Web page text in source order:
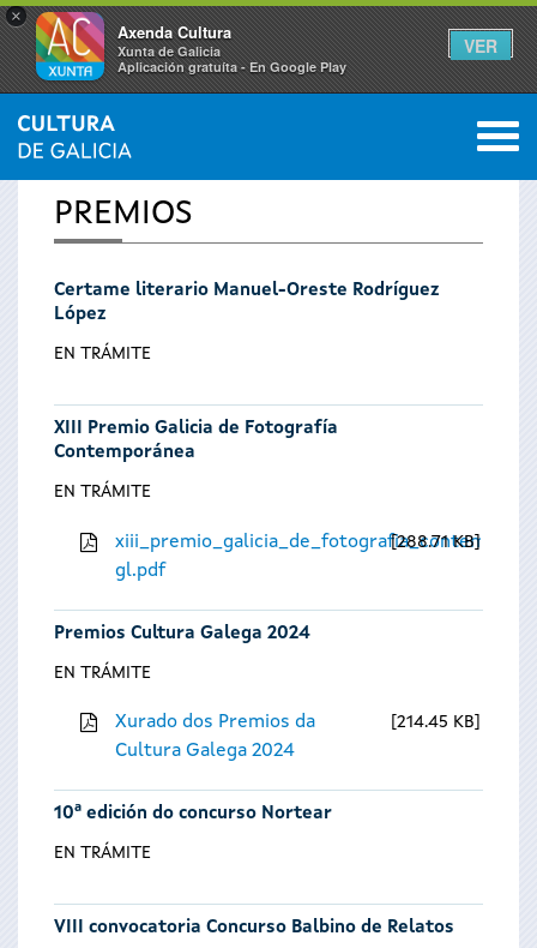
×
Axenda Cultura
Xunta de Galicia
Aplicación gratuíta - En Google Play
VER
Vostede
está
aquí
INICIO 0
PREMIOS
Certame literario Manuel-Oreste Rodríguez
López
EN TRÁMITE
XIII Premio Galicia de Fotografía
Contemporánea
EN TRÁMITE
gl.pdf
288.71 KB
Premios Cultura Galega 2024
EN TRÁMITE
Xurado dos Premios da
Cultura Galega 2024
214.45 KB
10ª edición do concurso Nortear
EN TRÁMITE
VIII convocatoria Concurso Balbino de Relatos